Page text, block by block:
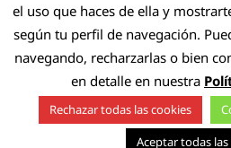
CANAL
EXTERNO
SOSTENIBILIDAD
DISCEMA
Discema, copyright 2026. Todos
el uso que haces de ella y
según tu perfil de navegación.
navegando, recharzarlas o bien
en detalle en nuestra
Rechazar todas las cookies
Aceptar todas